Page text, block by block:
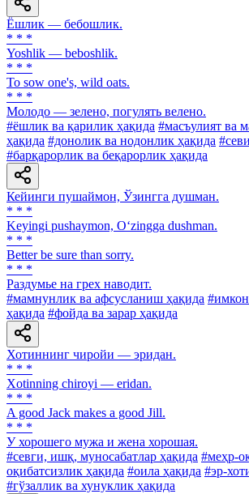
Ёшлик — бебошлик.
* * *
Yoshlik — beboshlik.
* * *
То sow one's, wild oats.
* * *
Молодо — зелено, погулять велено.
#ёшлик ва қарилик ҳақида #масъулият ва
ҳақида #донолик ва нодонлик ҳақида
#барқарорлик ва беқарорлик ҳақида
Кейинги пушаймон, Ўзингга душман.
* * *
Keyingi pushaymon, O‘zingga dushman.
* * *
Better be sure than sorry.
* * *
Раздумье на грех наводит.
#мамнунлик ва афсусланиш ҳақида
ҳақида #фойда ва зарар ҳақида
Хотиннинг чиройи — эридан.
* * *
Xotinning chiroyi — eridan.
* * *
A good Jack makes a good Jill.
* * *
У хорошего мужа и жена хорошая.
#севги, ишқ, муносабатлар ҳақида #меҳр-
оқибатсизлик ҳақида #оила ҳақида #эр-
#гўзаллик ва хунуклик ҳақида